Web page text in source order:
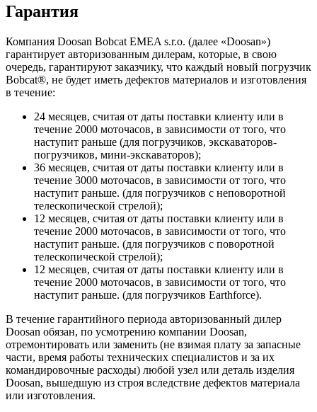
Гарантия
Компания Doosan Bobcat EMEA s.r.o. (далее «Doosan»)
гарантирует авторизованным дилерам, которые, в свою
очередь, гарантируют заказчику, что каждый новый погрузчик
Bobcat®, не будет иметь дефектов материалов и изготовления
в течение:
24 месяцев, считая от даты поставки клиенту или в
течение 2000 моточасов, в зависимости от того, что
наступит раньше (для погрузчиков, экскаваторов-
погрузчиков, мини-экскаваторов);
36 месяцев, считая от даты поставки клиенту или в
течение 3000 моточасов, в зависимости от того, что
наступит раньше. (для погрузчиков с неповоротной
телескопической стрелой);
12 месяцев, считая от даты поставки клиенту или в
течение 2000 моточасов, в зависимости от того, что
наступит раньше. (для погрузчиков с поворотной
телескопической стрелой);
12 месяцев, считая от даты поставки клиенту или в
течение 2000 моточасов, в зависимости от того, что
наступит раньше. (для погрузчиков Earthforce).
В течение гарантийного периода авторизованный дилер
Doosan обязан, по усмотрению компании Doosan,
отремонтировать или заменить (не взимая плату за запасные
части, время работы технических специалистов и за их
командировочные расходы) любой узел или деталь изделия
Doosan, вышедшую из строя вследствие дефектов материала
или изготовления.